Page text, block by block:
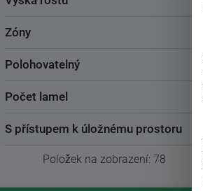
Zóny
Polohovatelný
Počet lamel
S přístupem k úložnému prostoru
Položek na zobrazení: 78